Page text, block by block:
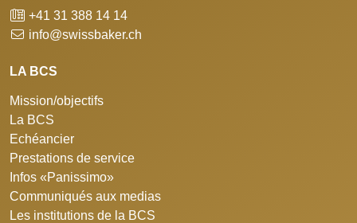
+41 31 388 14 14
info@swissbaker.ch
LA BCS
Mission/objectifs
La BCS
Echéancier
Prestations de service
Infos «Panissimo»
Communiqués aux medias
Les institutions de la BCS